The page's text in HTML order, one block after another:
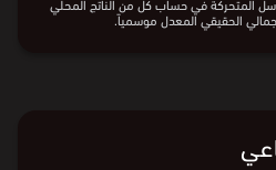
المتحركة في حساب كل من الناتج المحلي
الحقيقي المعدل موسمياً.